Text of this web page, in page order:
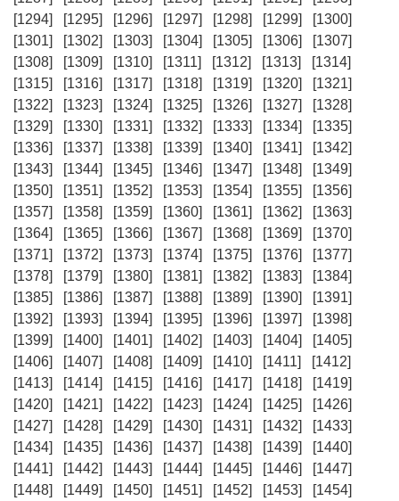
[1294]
[1295] [1296] [1297] [1298] [1299]
[1300]
[1301]
[1302] [1303] [1304] [1305] [1306]
[1307]
[1308]
[1309] [1310] [1311] [1312] [1313]
[1314]
[1315]
[1316] [1317] [1318] [1319] [1320]
[1321]
[1322]
[1323] [1324] [1325] [1326] [1327]
[1328]
[1329]
[1330] [1331] [1332] [1333] [1334]
[1335]
[1336]
[1337] [1338] [1339] [1340] [1341]
[1342]
[1343]
[1344] [1345] [1346] [1347] [1348]
[1349]
[1350]
[1351] [1352] [1353] [1354] [1355]
[1356]
[1357]
[1358] [1359] [1360] [1361] [1362]
[1363]
[1364]
[1365] [1366] [1367] [1368] [1369]
[1370]
[1371]
[1372] [1373] [1374] [1375] [1376]
[1377]
[1378]
[1379] [1380] [1381] [1382] [1383]
[1384]
[1385]
[1386] [1387] [1388] [1389] [1390]
[1391]
[1392]
[1393] [1394] [1395] [1396] [1397]
[1398]
[1399]
[1400] [1401] [1402] [1403] [1404]
[1405]
[1406]
[1407] [1408] [1409] [1410] [1411]
[1412]
[1413]
[1414] [1415] [1416] [1417] [1418]
[1419]
[1420]
[1421] [1422] [1423] [1424] [1425]
[1426]
[1427]
[1428] [1429] [1430] [1431] [1432]
[1433]
[1434]
[1435] [1436] [1437] [1438] [1439]
[1440]
[1441]
[1442] [1443] [1444] [1445] [1446]
[1447]
[1448]
[1449] [1450] [1451] [1452] [1453]
[1454]